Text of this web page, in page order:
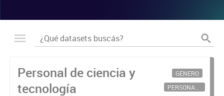
Personal de ciencia y
tecnología
GÉNERO
PERSONAL CIENTÍFICO-TECNOLÓGICO